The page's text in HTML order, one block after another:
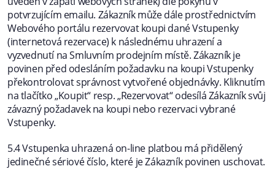
potvrzujícím emailu. Zákazník může dále prostřednictvím
Webového portálu rezervovat koupi dané Vstupenky
(internetová rezervace) k následnému uhrazení a
vyzvednutí na Smluvním prodejním místě. Zákazník je
povinen před odesláním požadavku na koupi Vstupenky
překontrolovat správnost vytvořené objednávky. Kliknutím
na tlačítko „Koupit“ resp. „Rezervovat“ odesílá Zákazník svůj
závazný požadavek na koupi nebo rezervaci vybrané
Vstupenky.
5.4 Vstupenka uhrazená on-line platbou má přidělený
jedinečné sériové číslo, které je Zákazník povinen uschovat.